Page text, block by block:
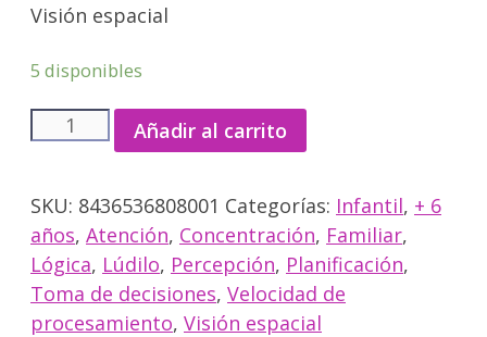
Visión espacial
5 disponibles
Batalla
cantidad
Añadir al carrito
SKU: 8436536808001 Categorías: Infantil, + 6
años, Atención, Concentración, Familiar,
Lógica, Lúdilo, Percepción, Planificación,
Toma de decisiones, Velocidad de
procesamiento, Visión espacial